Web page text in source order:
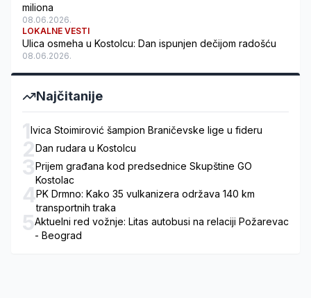
miliona
08.06.2026.
LOKALNE VESTI
Ulica osmeha u Kostolcu: Dan ispunjen dečijom radošću
08.06.2026.
Najčitanije
1Ivica Stoimirović šampion Braničevske lige u fideru
2Dan rudara u Kostolcu
3Prijem građana kod predsednice Skupštine GO
Kostolac
4PK Drmno: Kako 35 vulkanizera održava 140 km
transportnih traka
5Aktuelni red vožnje: Litas autobusi na relaciji Požarevac
- Beograd